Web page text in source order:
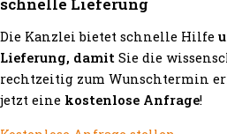
Die Kanzlei bietet schnelle Hilfe
Lieferung, damit Sie die
rechtzeitig zum Wunschtermin
jetzt eine kostenlose Anfrage!